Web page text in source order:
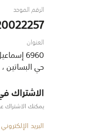
الرقم الموحد
العنوان
6960 إسماعيل بن كثير
حي البساتين ،
الاشتراك
يمكنك الاشتراك
البريد الإلكتروني